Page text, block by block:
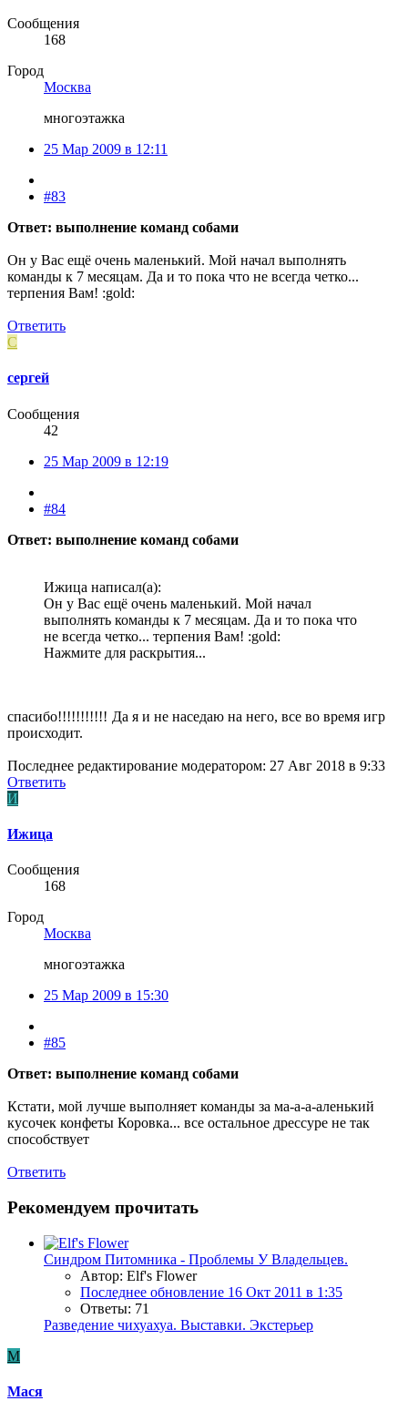
Сообщения
168
Город
Москва
многоэтажка
25 Мар 2009 в 12:11
#83
Ответ: выполнение команд собами
Он у Вас ещё очень маленький. Мой начал выполнять
команды к 7 месяцам. Да и то пока что не всегда четко...
терпения Вам! :gold:
Ответить
С
сергей
Сообщения
42
25 Мар 2009 в 12:19
#84
Ответ: выполнение команд собами
Ижица написал(а):
Он у Вас ещё очень маленький. Мой начал
выполнять команды к 7 месяцам. Да и то пока что
не всегда четко... терпения Вам! :gold:
Нажмите для раскрытия...
спасибо!!!!!!!!!!! Да я и не наседаю на него, все во время игр
происходит.
Последнее редактирование модератором: 27 Авг 2018 в 9:33
Ответить
И
Ижица
Сообщения
168
Город
Москва
многоэтажка
25 Мар 2009 в 15:30
#85
Ответ: выполнение команд собами
Кстати, мой лучше выполняет команды за ма-а-а-аленький
кусочек конфеты Коровка... все остальное дрессуре не так
способствует
Ответить
Рекомендуем прочитать
Синдром Питомника - Проблемы У Владельцев.
Автор: Elf's Flower
Последнее обновление 16 Окт 2011 в 1:35
Ответы: 71
Разведение чихуахуа. Выставки. Экстерьер
М
Мася